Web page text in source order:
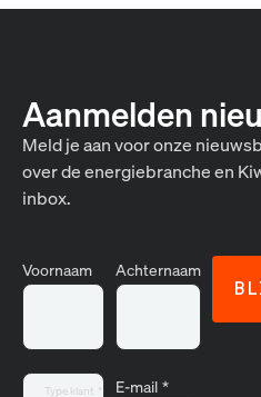
Aanmelden
Meld je aan voor onze
over de energiebranche en
inbox.
Voornaam Achternaam
Type klant * E-mail *